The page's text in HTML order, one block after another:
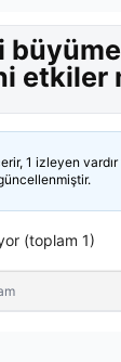
etkiler
1 izleyen
(toplam 1)